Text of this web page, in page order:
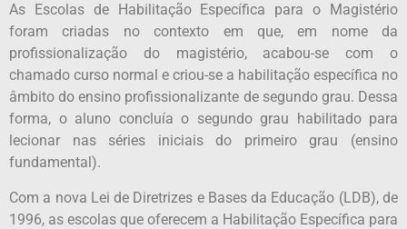
As Escolas de Habilitação Específica para o Magistério
foram criadas no contexto em que, em nome da
profissionalização do magistério, acabou-se com o
chamado curso normal e criou-se a habilitação específica no
âmbito do ensino profissionalizante de segundo grau. Dessa
forma, o aluno concluía o segundo grau habilitado para
lecionar nas séries iniciais do primeiro grau (ensino
fundamental).
Com a nova Lei de Diretrizes e Bases da Educação (LDB), de
1996, as escolas que oferecem a Habilitação Específica para